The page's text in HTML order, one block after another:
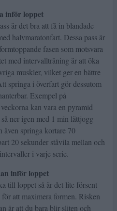
inför loppet
är det bra att få in blandade
halvmaratonfart. Dessa pass är
fasen som motsvara
med intervallträning är att öka
muskler, vilket ger en bättre
springa i överfart gör dessutom
Exempel på
kan vara en pyramid
ner igen med 1 min lättjogg
springa kortare 70
20 sekunder ståvila mellan och
i varje serie.
inför loppet
till loppet så är det lite försent
för att maximera formen. Risken
är att du bara blir sliten och